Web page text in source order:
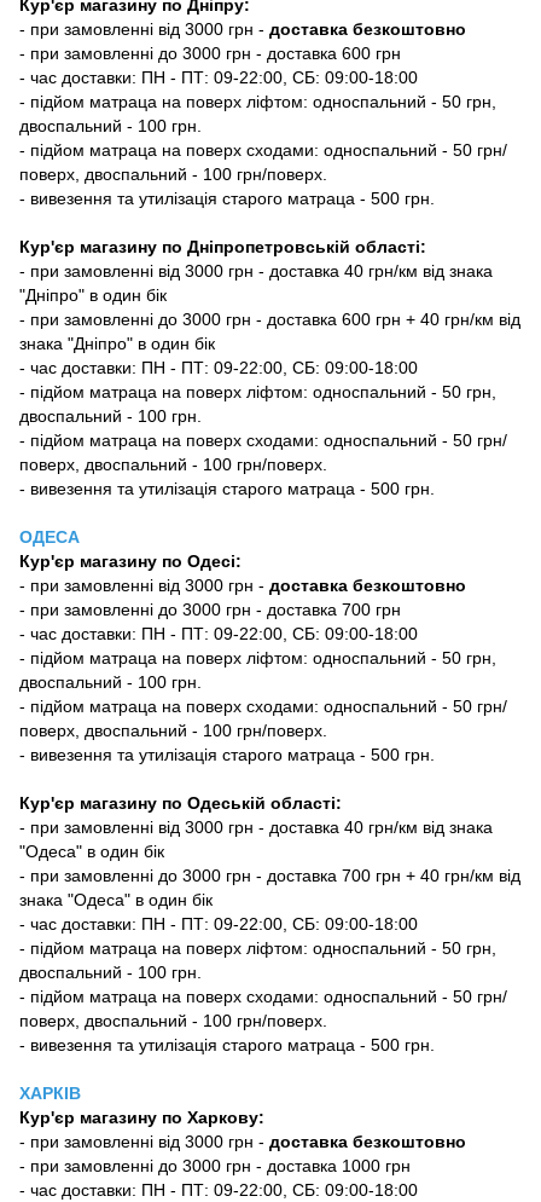
Кур'єр магазину по Дніпру:
- при замовленні від 3000 грн - доставка безкоштовно
- при замовленні до 3000 грн - доставка 600 грн
- час доставки: ПН - ПТ: 09-22:00, СБ: 09:00-18:00
- підйом матраца на поверх ліфтом: односпальний - 50 грн,
двоспальний - 100 грн.
- підйом матраца на поверх сходами: односпальний - 50 грн/
поверх, двоспальний - 100 грн/поверх.
- вивезення та утилізація старого матраца - 500 грн.
Кур'єр магазину по Дніпропетровській області:
- при замовленні від 3000 грн - доставка 40 грн/км від знака
"Дніпро" в один бік
- при замовленні до 3000 грн - доставка 600 грн + 40 грн/км від
знака "Дніпро" в один бік
- час доставки: ПН - ПТ: 09-22:00, СБ: 09:00-18:00
- підйом матраца на поверх ліфтом: односпальний - 50 грн,
двоспальний - 100 грн.
- підйом матраца на поверх сходами: односпальний - 50 грн/
поверх, двоспальний - 100 грн/поверх.
- вивезення та утилізація старого матраца - 500 грн.
ОДЕСА
Кур'єр магазину по Одесі:
- при замовленні від 3000 грн - доставка безкоштовно
- при замовленні до 3000 грн - доставка 700 грн
- час доставки: ПН - ПТ: 09-22:00, СБ: 09:00-18:00
- підйом матраца на поверх ліфтом: односпальний - 50 грн,
двоспальний - 100 грн.
- підйом матраца на поверх сходами: односпальний - 50 грн/
поверх, двоспальний - 100 грн/поверх.
- вивезення та утилізація старого матраца - 500 грн.
Кур'єр магазину по Одеській області:
- при замовленні від 3000 грн - доставка 40 грн/км від знака
"Одеса" в один бік
- при замовленні до 3000 грн - доставка 700 грн + 40 грн/км від
знака "Одеса" в один бік
- час доставки: ПН - ПТ: 09-22:00, СБ: 09:00-18:00
- підйом матраца на поверх ліфтом: односпальний - 50 грн,
двоспальний - 100 грн.
- підйом матраца на поверх сходами: односпальний - 50 грн/
поверх, двоспальний - 100 грн/поверх.
- вивезення та утилізація старого матраца - 500 грн.
ХАРКІВ
Кур'єр магазину по Харкову:
- при замовленні від 3000 грн - доставка безкоштовно
- при замовленні до 3000 грн - доставка 1000 грн
- час доставки: ПН - ПТ: 09-22:00, СБ: 09:00-18:00